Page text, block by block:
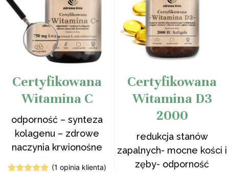
Certyfikowana
Witamina C
odporność – synteza
kolagenu – zdrowe
naczynia krwionośne
(1 opinia klienta)
Certyfikowana
Witamina D3
2000
redukcja stanów
zapalnych- mocne kości i
zęby- odporność